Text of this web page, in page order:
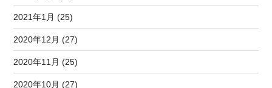
2021年1月 (25)
2020年12月 (27)
2020年11月 (25)
2020年10月 (27)